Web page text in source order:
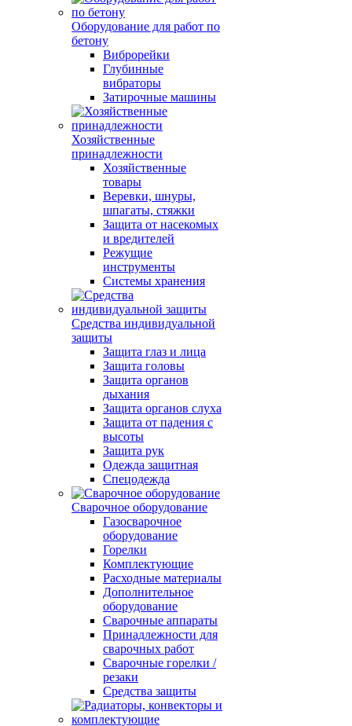
Оборудование для работ по
бетону
Виброрейки
Глубинные
вибраторы
Затирочные машины
Хозяйственные
принадлежности
Хозяйственные
товары
Веревки, шнуры,
шпагаты, стяжки
Защита от насекомых
и вредителей
Режущие
инструменты
Системы хранения
Средства индивидуальной
защиты
Защита глаз и лица
Защита головы
Защита органов
дыхания
Защита органов слуха
Защита от падения с
высоты
Защита рук
Одежда защитная
Спецодежда
Сварочное оборудование
Газосварочное
оборудование
Горелки
Комплектующие
Расходные материалы
Дополнительное
оборудование
Сварочные аппараты
Принадлежности для
сварочных работ
Сварочные горелки /
резаки
Средства защиты